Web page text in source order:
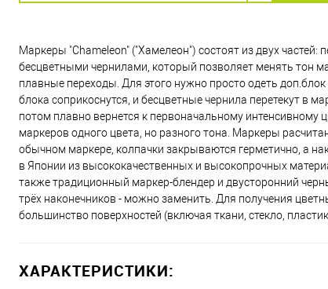
Маркеры "Chameleon" ("Хамелеон") состоят из двух
бесцветными чернилами, который позволяет менять тон
плавные переходы. Для этого нужно просто одеть
блока соприкоснутся, и бесцветные чернила перетекут в
потом плавно вернется к первоначальному
маркеров одного цвета, но разного тона. Маркеры
обычном маркере, колпачки закрываются герметично, а
в Японии из высококачественных и высокопрочных
также традиционный маркер-блендер и двусторонний
трёх наконечников - можно заменить. Для получения
большинство поверхностей (включая ткани, стекло,
ХАРАКТЕРИСТИКИ: